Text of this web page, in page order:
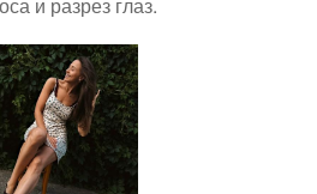
и разрез глаз.